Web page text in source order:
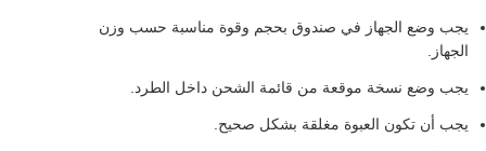
يجب وضع الجهاز في صندوق بحجم وقوة مناسبة حسب وزن
الجهاز.
يجب وضع نسخة موقعة من قائمة الشحن داخل الطرد.
يجب أن تكون العبوة مغلقة بشكل صحيح.